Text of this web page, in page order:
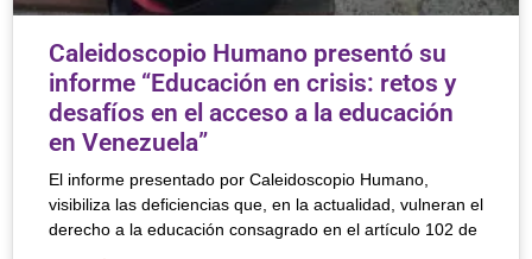
Caleidoscopio Humano presentó su
informe “Educación en crisis: retos y
desafíos en el acceso a la educación
en Venezuela”
El informe presentado por Caleidoscopio Humano,
visibiliza las deficiencias que, en la actualidad, vulneran el
derecho a la educación consagrado en el artículo 102 de